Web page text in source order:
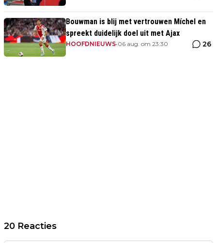
Bouwman is blij met vertrouwen Míchel en
spreekt duidelijk doel uit met Ajax
HOOFDNIEUWS•06 aug. om 23:30 26
20 Reacties